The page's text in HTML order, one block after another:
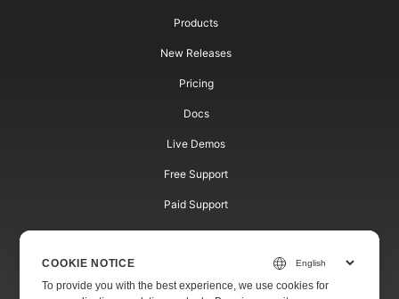
Products
New Releases
Pricing
Docs
Live Demos
Free Support
Paid Support
Paid Consulting
Websites
COOKIE NOTICE
To provide you with the best experience, we use cookies for